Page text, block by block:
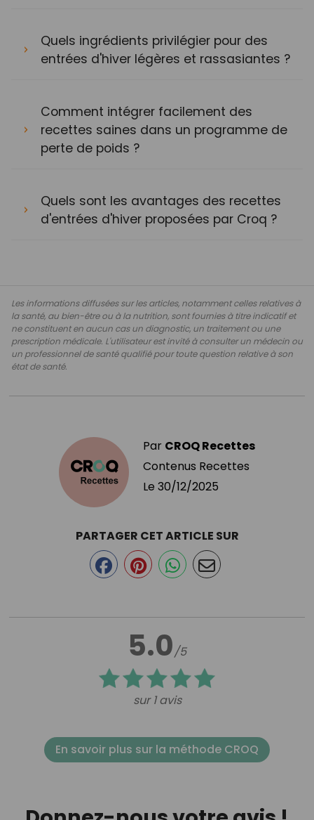
Quels ingrédients privilégier pour des
entrées d'hiver légères et rassasiantes ?
Comment intégrer facilement des
recettes saines dans un programme de
perte de poids ?
Quels sont les avantages des recettes
d'entrées d'hiver proposées par Croq ?
Les informations diffusées sur les articles, notamment celles relatives à
la santé, au bien-être ou à la nutrition, sont fournies à titre indicatif et
ne constituent en aucun cas un diagnostic, un traitement ou une
prescription médicale. L'utilisateur est invité à consulter un médecin ou
un professionnel de santé qualifié pour toute question relative à son
état de santé.
Par CROQ Recettes
Contenus Recettes
Le 30/12/2025
5.0/5
sur 1 avis
PARTAGER CET ARTICLE SUR
En savoir plus sur la méthode CROQ